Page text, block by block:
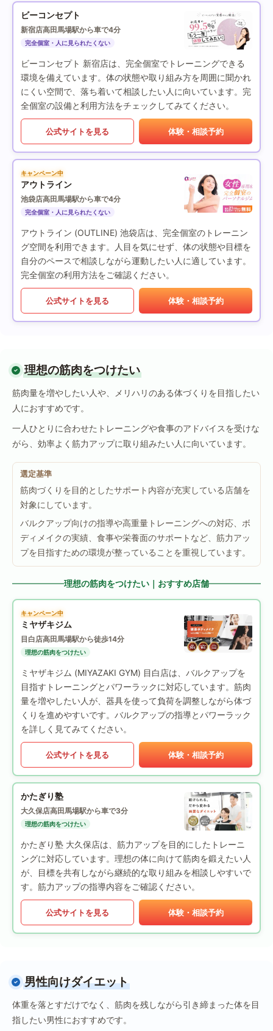
ビーコンセプト
新宿店高田馬場駅から車で4分
完全個室・人に見られたくない
ビーコンセプト 新宿店は、完全個室でトレーニングできる
環境を備えています。体の状態や取り組み方を周囲に聞かれ
にくい空間で、落ち着いて相談したい人に向いています。完
全個室の設備と利用方法をチェックしてみてください。
公式サイトを見る 体験・相談予約
キャンペーン中
アウトライン
池袋店高田馬場駅から車で4分
完全個室・人に見られたくない
アウトライン (OUTLINE) 池袋店は、完全個室のトレーニン
グ空間を利用できます。人目を気にせず、体の状態や目標を
自分のペースで相談しながら運動したい人に適しています。
完全個室の利用方法をご確認ください。
公式サイトを見る 体験・相談予約
理想の筋肉をつけたい
筋肉量を増やしたい人や、メリハリのある体づくりを目指したい
人におすすめです。
一人ひとりに合わせたトレーニングや食事のアドバイスを受けな
がら、効率よく筋力アップに取り組みたい人に向いています。
選定基準
筋肉づくりを目的としたサポート内容が充実している店舗を
対象にしています。
バルクアップ向けの指導や高重量トレーニングへの対応、ボ
ディメイクの実績、食事や栄養面のサポートなど、筋力アッ
プを目指すための環境が整っていることを重視しています。
理想の筋肉をつけたい｜おすすめ店舗
キャンペーン中
ミヤザキジム
目白店高田馬場駅から徒歩14分
理想の筋肉をつけたい
ミヤザキジム (MIYAZAKI GYM) 目白店は、バルクアップを
目指すトレーニングとパワーラックに対応しています。筋肉
量を増やしたい人が、器具を使って負荷を調整しながら体づ
くりを進めやすいです。バルクアップの指導とパワーラック
を詳しく見てみてください。
公式サイトを見る 体験・相談予約
かたぎり塾
大久保店高田馬場駅から車で3分
理想の筋肉をつけたい
かたぎり塾 大久保店は、筋力アップを目的にしたトレーニ
ングに対応しています。理想の体に向けて筋肉を鍛えたい人
が、目標を共有しながら継続的な取り組みを相談しやすいで
す。筋力アップの指導内容をご確認ください。
公式サイトを見る 体験・相談予約
男性向けダイエット
体重を落とすだけでなく、筋肉を残しながら引き締まった体を目
指したい男性におすすめです。